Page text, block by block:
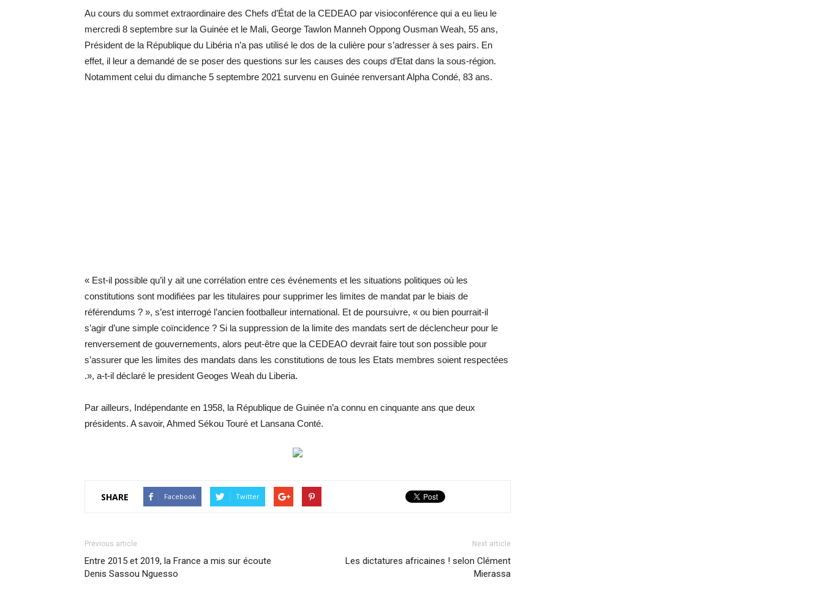
Au cours du sommet extraordinaire des Chefs d’État de la CEDEAO par visioconférence qui a eu lieu le
mercredi 8 septembre sur la Guinée et le Mali, George Tawlon Manneh Oppong Ousman Weah, 55 ans,
Président de la République du Libéria n’a pas utilisé le dos de la culière pour s’adresser à ses pairs. En
effet, il leur a demandé de se poser des questions sur les causes des coups d’Etat dans la sous-région.
Notamment celui du dimanche 5 septembre 2021 survenu en Guinée renversant Alpha Condé, 83 ans.
« Est-il possible qu’il y ait une corrélation entre ces événements et les situations politiques où les
constitutions sont modifiées par les titulaires pour supprimer les limites de mandat par le biais de
référendums ? », s’est interrogé l’ancien footballeur international. Et de poursuivre, « ou bien pourrait-il
s’agir d’une simple coïncidence ? Si la suppression de la limite des mandats sert de déclencheur pour le
renversement de gouvernements, alors peut-être que la CEDEAO devrait faire tout son possible pour
s’assurer que les limites des mandats dans les constitutions de tous les Etats membres soient respectées
.», a-t-il déclaré le president Geoges Weah du Liberia.
Par ailleurs, Indépendante en 1958, la République de Guinée n’a connu en cinquante ans que deux
présidents. A savoir, Ahmed Sékou Touré et Lansana Conté.
SHARE Facebook Twitter
Previous article
Entre 2015 et 2019, la France a mis sur écoute
Denis Sassou Nguesso
Next article
Les dictatures africaines ! selon Clément
Mierassa